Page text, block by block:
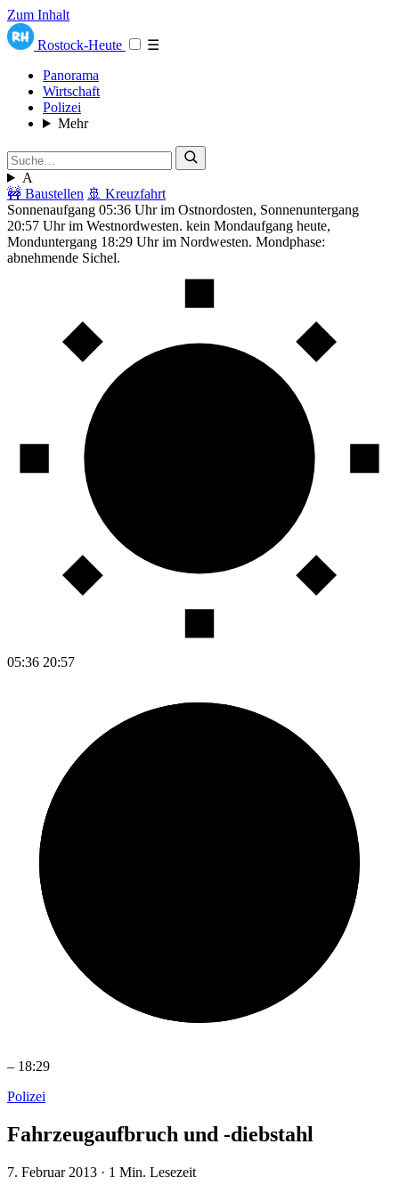
Zum Inhalt
Rostock-Heute
☰
Panorama
Wirtschaft
Polizei
Mehr
A
🚧 Baustellen 🚢 Kreuzfahrt
Sonnenaufgang 05:36 Uhr im Ostnordosten, Sonnenuntergang
20:57 Uhr im Westnordwesten. kein Mondaufgang heute,
Monduntergang 18:29 Uhr im Nordwesten. Mondphase:
abnehmende Sichel.
05:36 20:57
– 18:29
Polizei
Fahrzeugaufbruch und -diebstahl
7. Februar 2013 · 1 Min. Lesezeit